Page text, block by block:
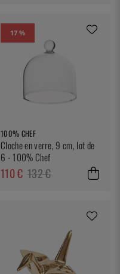
17 %
100% CHEF
Cloche en verre, 9 cm, lot de
6 - 100% Chef
110 € 132 €